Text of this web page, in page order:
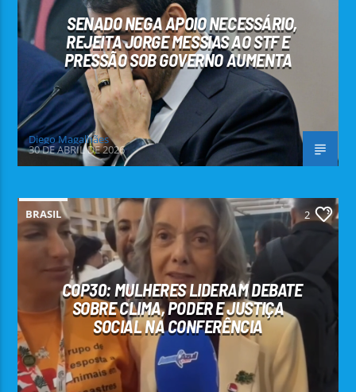
SENADO NEGA APOIO NECESSÁRIO,
REJEITA JORGE MESSIAS AO STF E
PRESSÃO SOB GOVERNO AUMENTA
Diego Magalhães
30 DE ABRIL DE 2026
BRASIL 2
COP30: MULHERES LIDERAM DEBATE
SOBRE CLIMA, PODER E JUSTIÇA
SOCIAL NA CONFERÊNCIA